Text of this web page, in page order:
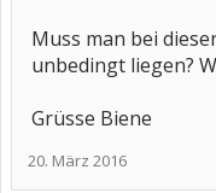
Muss man bei
unbedingt liegen?
Grüsse Biene
20. März 2016